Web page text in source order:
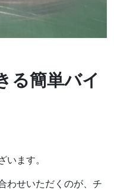
る簡単バイ
います。
わせいただくのが、チ